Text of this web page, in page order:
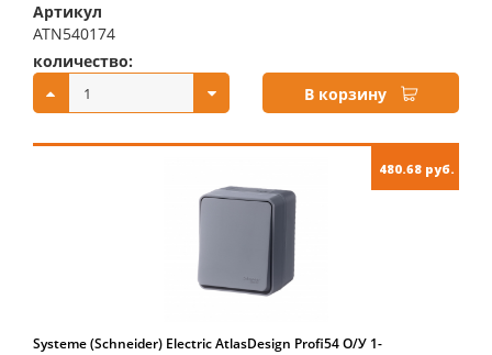
Артикул
ATN540174
количество:
В корзину
480.68 руб.
Systeme (Schneider) Electric AtlasDesign Profi54 О/У 1-